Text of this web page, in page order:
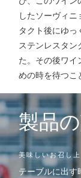
したソーヴィ
タクト後にゆ
ステンレスタン
た。その後ワイ
めの時を待つこ
製品
美味しいお召し
テーブルに出す